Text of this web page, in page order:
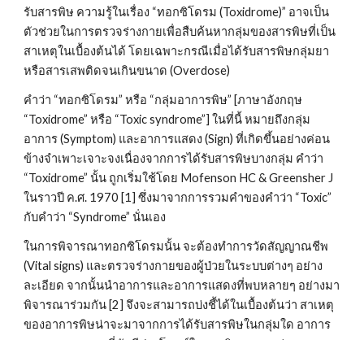
รับสารพิษ ความรู้ในเรื่อง “ทอกซิโดรม (Toxidrome)” อาจเป็น
ตัวช่วยในการตรวจร่างกายเพื่อสืบค้นหากลุ่มของสารพิษที่เป็น
สาเหตุในเบื้องต้นได้ โดยเฉพาะกรณีเมื่อได้รับสารพิษกลุ่มยา
หรือสารเสพติดจนเกินขนาด (Overdose)
คำว่า “ทอกซิโดรม” หรือ “กลุ่มอาการพิษ” [ภาษาอังกฤษ
“Toxidrome” หรือ “Toxic syndrome”] ในที่นี้ หมายถึงกลุ่ม
อาการ (Symptom) และอาการแสดง (Sign) ที่เกิดขึ้นอย่างค่อน
ข้างจำเพาะเจาะจงเนื่องจากการได้รับสารพิษบางกลุ่ม คำว่า
“Toxidrome” นั้น ถูกเริ่มใช้โดย Mofenson HC & Greensher J
ในราวปี ค.ศ. 1970 [1] ซึ่งมาจากการรวมคำของคำว่า “Toxic”
กับคำว่า “Syndrome” นั่นเอง
ในการพิจารณาทอกซิโดรมนั้น จะต้องทำการวัดสัญญาณชีพ
(Vital signs) และตรวจร่างกายของผู้ป่วยในระบบต่างๆ อย่าง
ละเอียด จากนั้นนำอาการและอาการแสดงที่พบหลายๆ อย่างมา
พิจารณาร่วมกัน [2] จึงจะสามารถบ่งชี้ได้ในเบื้องต้นว่า สาเหตุ
ของอาการพิษน่าจะมาจากการได้รับสารพิษในกลุ่มใด อาการ